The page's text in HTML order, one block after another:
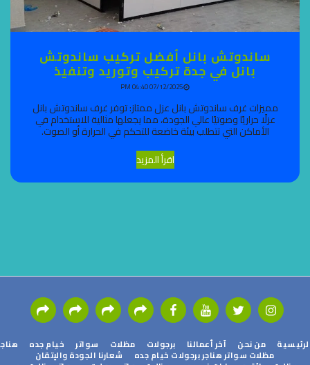
ساندوتش بانل أفضل تركيب ساندوتش
بانل في جدة تركيب وتوريد وتنفيذ
07/12/2025 04:40 PM
مميزات غرف ساندوتش بانل عزل ممتاز: توفر غرف ساندوتش بانل
عزلًا حراريًا وصوتيًا عالي الجودة، مما يجعلها مثالية للاستخدام في
الأماكن التي تتطلب بيئة خاضعة للتحكم في الحرارة أو الصوت.
اقرأ المزيد
من نحن آخر أعمالنا برجولات مظلات سواتر خيام جده هناجر
مظلات سواتر هناجر برجولات خيام جده شعارنا الجودة والإتقان